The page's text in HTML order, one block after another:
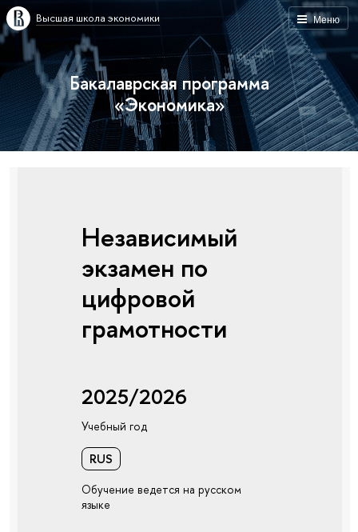
Меню
Высшая школа экономики
Бакалаврская программа
«Экономика»
Независимый
экзамен по
цифровой
грамотности
2025/2026
Учебный год
RUS
Обучение ведется на русском
языке